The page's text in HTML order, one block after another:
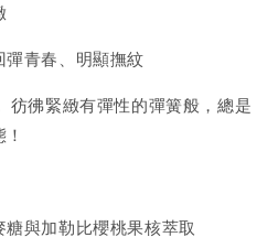
彈青春、明顯撫紋
彷彿緊緻有彈性的彈簧般，總是
與加勒比櫻桃果核萃取